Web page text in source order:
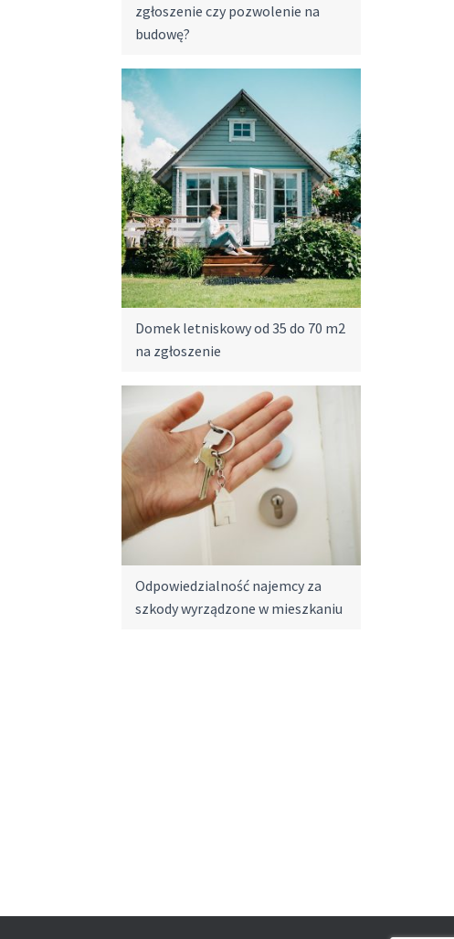
zgłoszenie czy pozwolenie na
budowę?
Domek letniskowy od 35 do 70 m2
na zgłoszenie
Odpowiedzialność najemcy za
szkody wyrządzone w mieszkaniu